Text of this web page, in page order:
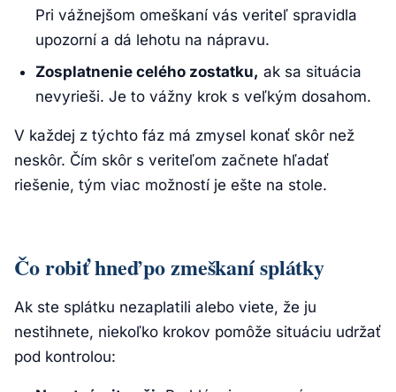
Pri vážnejšom omeškaní vás veriteľ spravidla
upozorní a dá lehotu na nápravu.
Zosplatnenie celého zostatku, ak sa situácia
nevyrieši. Je to vážny krok s veľkým dosahom.
V každej z týchto fáz má zmysel konať skôr než
neskôr. Čím skôr s veriteľom začnete hľadať
riešenie, tým viac možností je ešte na stole.
Čo robiť hneď po zmeškaní splátky
Ak ste splátku nezaplatili alebo viete, že ju
nestihnete, niekoľko krokov pomôže situáciu udržať
pod kontrolou: